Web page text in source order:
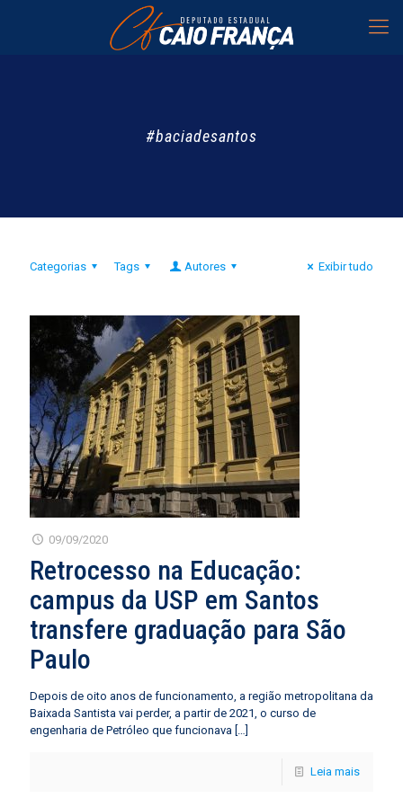
#baciadesantos
Categorias Tags Autores Exibir tudo
09/09/2020
Retrocesso na Educação:
campus da USP em Santos
transfere graduação para São
Paulo
Depois de oito anos de funcionamento, a região metropolitana da
Baixada Santista vai perder, a partir de 2021, o curso de
engenharia de Petróleo que funcionava […]
Leia mais